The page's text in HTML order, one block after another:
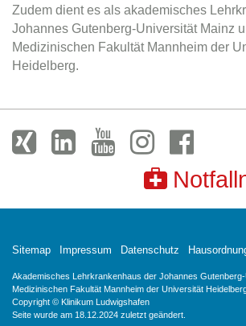
Zudem dient es als akademisches
Johannes Gutenberg-Universität Mainz
Medizinischen Fakultät Mannheim der
Heidelberg.
Sitemap Impressum Datenschutz
Akademisches Lehrkrankenhaus der Johannes
Medizinischen Fakultät Mannheim der Universität
Copyright © Klinikum Ludwigshafen
Seite wurde am 18.12.2024 zuletzt geändert.